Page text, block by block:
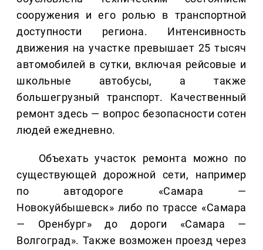
сооружения и его ролью в транспортной
доступности региона. Интенсивность
движения на участке превышает 25 тысяч
автомобилей в сутки, включая рейсовые и
школьные автобусы, а также
большегрузный транспорт. Качественный
ремонт здесь — вопрос безопасности сотен
людей ежедневно.
Объехать участок ремонта можно по
существующей дорожной сети, например
по автодороге «Самара —
Новокуйбышевск» либо по трассе «Самара
— Оренбург» до дороги «Самара —
Волгоград». Также возможен проезд через